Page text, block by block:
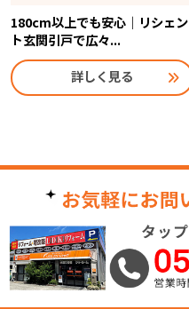
180cm以上でも安心｜リシェン
ト玄関引戸で広々...
詳しく見る